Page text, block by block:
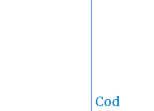
Cod